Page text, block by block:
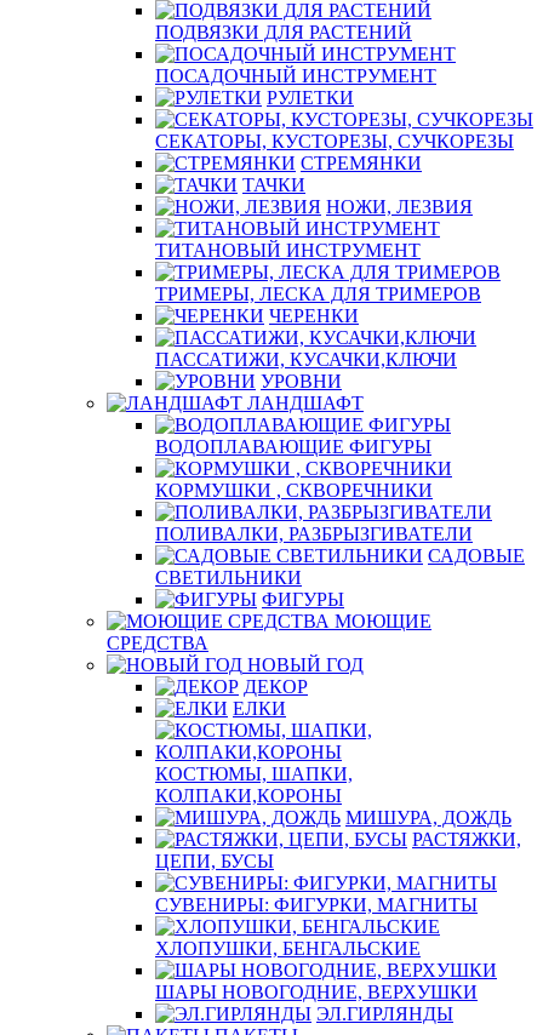
ПОДВЯЗКИ ДЛЯ РАСТЕНИЙ
ПОСАДОЧНЫЙ ИНСТРУМЕНТ
РУЛЕТКИ
СЕКАТОРЫ, КУСТОРЕЗЫ, СУЧКОРЕЗЫ
СТРЕМЯНКИ
ТАЧКИ
НОЖИ, ЛЕЗВИЯ
ТИТАНОВЫЙ ИНСТРУМЕНТ
ТРИМЕРЫ, ЛЕСКА ДЛЯ ТРИМЕРОВ
ЧЕРЕНКИ
ПАССАТИЖИ, КУСАЧКИ,КЛЮЧИ
УРОВНИ
ЛАНДШАФТ
ВОДОПЛАВАЮЩИЕ ФИГУРЫ
КОРМУШКИ , СКВОРЕЧНИКИ
ПОЛИВАЛКИ, РАЗБРЫЗГИВАТЕЛИ
САДОВЫЕ
СВЕТИЛЬНИКИ
ФИГУРЫ
МОЮЩИЕ
СРЕДСТВА
НОВЫЙ ГОД
ДЕКОР
ЕЛКИ
КОСТЮМЫ, ШАПКИ,
КОЛПАКИ,КОРОНЫ
МИШУРА, ДОЖДЬ
РАСТЯЖКИ,
ЦЕПИ, БУСЫ
СУВЕНИРЫ: ФИГУРКИ, МАГНИТЫ
ХЛОПУШКИ, БЕНГАЛЬСКИЕ
ШАРЫ НОВОГОДНИЕ, ВЕРХУШКИ
ЭЛ.ГИРЛЯНДЫ